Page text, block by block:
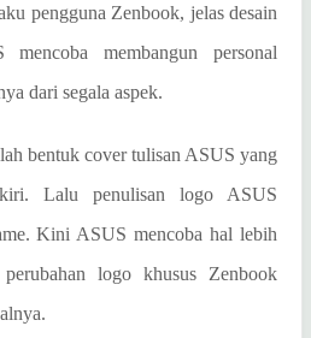
pengguna Zenbook, jelas desain
mencoba membangun personal
dari segala aspek.
bentuk cover tulisan ASUS yang
Lalu penulisan logo ASUS
Kini ASUS mencoba hal lebih
logo khusus Zenbook